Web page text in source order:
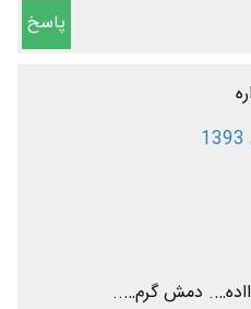
پاسخ
دمش گرم…..